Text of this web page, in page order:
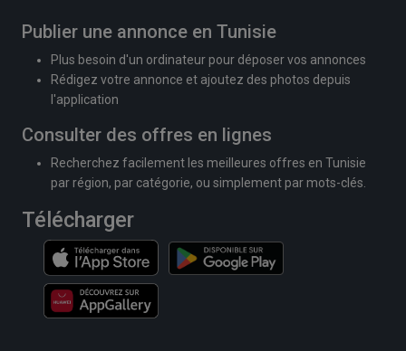
Publier une annonce en Tunisie
Plus besoin d'un ordinateur pour déposer vos annonces
Rédigez votre annonce et ajoutez des photos depuis
l'application
Consulter des offres en lignes
Recherchez facilement les meilleures offres en Tunisie
par région, par catégorie, ou simplement par mots-clés.
Télécharger